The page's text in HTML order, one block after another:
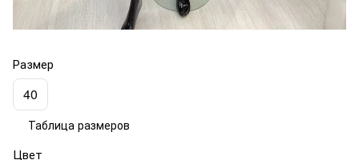
Размер
40
Таблица размеров
Цвет